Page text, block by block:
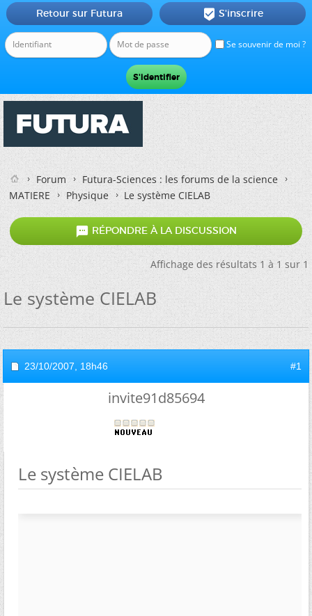
Se souvenir de moi ?
Retour sur Futura  S'inscrire
Forum
Futura-Sciences : les forums de la science
MATIERE
Physique Le système CIELAB
 RÉPONDRE À LA DISCUSSION
Affichage des résultats 1 à 1 sur 1
Le système CIELAB
23/10/2007, 18h46 #1
invite91d85694
Le système CIELAB